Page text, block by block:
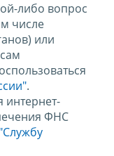
либо вопрос
числе
или
.
ФНС
"Службу